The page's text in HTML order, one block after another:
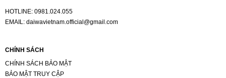
HOTLINE: 0981.024.055
EMAIL: daiwavietnam.official@gmail.com
CHÍNH SÁCH
CHÍNH SÁCH BẢO MẬT
BẢO MẬT TRUY CẬP